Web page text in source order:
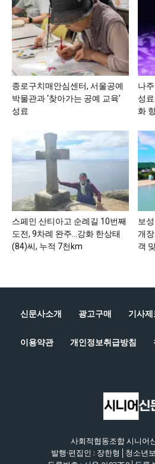
종로구치매안심센터, 서울공예
박물관과 ‘찾아가는 공예 교육’
성료
나
성
화
스페인 산티아고 순례길 10번째
도전, 9차례 완주…강화 한상태
(84)씨, 누적 7천km
보
개
객
신문사소개 광고구매 기사
이용약관 개인정보취급방침
사회적협동조합 시니어
발행·편집인 : 장한형│청소년